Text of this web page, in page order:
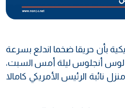
بأن حريقا ضخما اندلع بسرعة
لوس أنجلوس ليلة أمس السبت،
نائبة الرئيس الأمريكي كامالا